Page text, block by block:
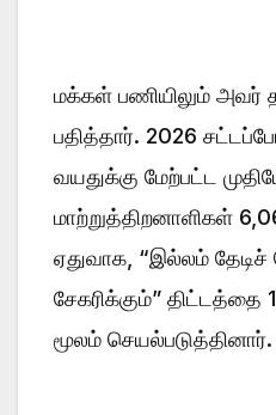
மக்கள் பணியிலும் அவர்
பதித்தார். 2026
வயதுக்கு மேற்பட்ட
மாற்றுத்திறனாளிகள்
ஏதுவாக, “இல்லம்
சேகரிக்கும்” திட்டத்தை
மூலம் செயல்படுத்தினார்.